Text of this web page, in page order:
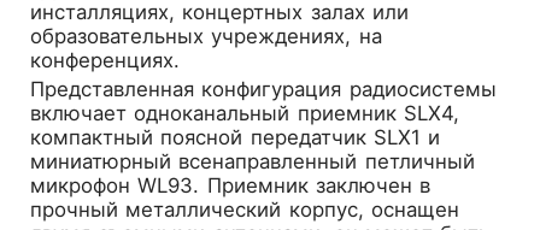
инсталляциях, концертных залах или
образовательных учреждениях, на
конференциях.
Представленная конфигурация радиосистемы
включает одноканальный приемник SLX4,
компактный поясной передатчик SLX1 и
миниатюрный всенаправленный петличный
микрофон WL93. Приемник заключен в
прочный металлический корпус, оснащен